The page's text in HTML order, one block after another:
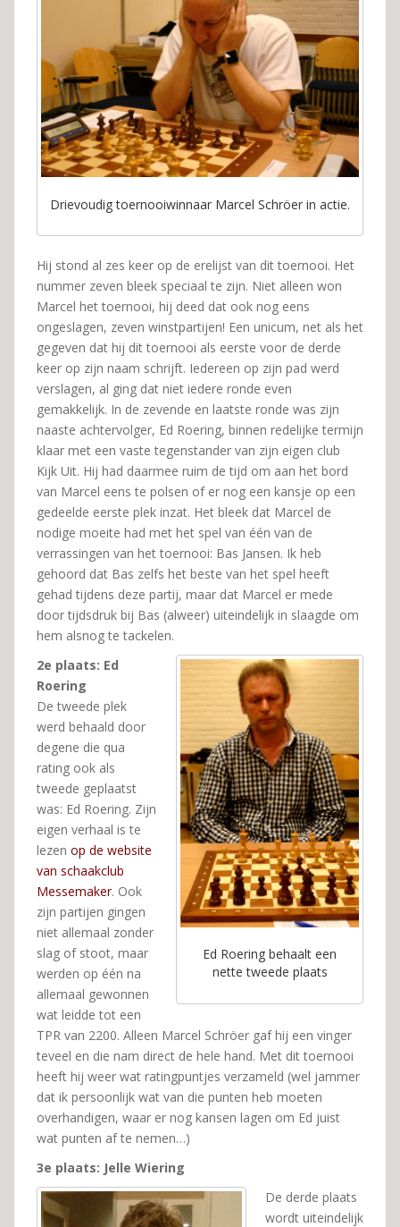
Drievoudig toernooiwinnaar Marcel Schröer in actie.
Hij stond al zes keer op de erelijst van dit toernooi. Het
nummer zeven bleek speciaal te zijn. Niet alleen won
Marcel het toernooi, hij deed dat ook nog eens
ongeslagen, zeven winstpartijen! Een unicum, net als het
gegeven dat hij dit toernooi als eerste voor de derde
keer op zijn naam schrijft. Iedereen op zijn pad werd
verslagen, al ging dat niet iedere ronde even
gemakkelijk. In de zevende en laatste ronde was zijn
naaste achtervolger, Ed Roering, binnen redelijke termijn
klaar met een vaste tegenstander van zijn eigen club
Kijk Uit. Hij had daarmee ruim de tijd om aan het bord
van Marcel eens te polsen of er nog een kansje op een
gedeelde eerste plek inzat. Het bleek dat Marcel de
nodige moeite had met het spel van één van de
verrassingen van het toernooi: Bas Jansen. Ik heb
gehoord dat Bas zelfs het beste van het spel heeft
gehad tijdens deze partij, maar dat Marcel er mede
door tijdsdruk bij Bas (alweer) uiteindelijk in slaagde om
hem alsnog te tackelen.
Ed Roering behaalt een
nette tweede plaats
2e plaats: Ed
Roering
De tweede plek
werd behaald door
degene die qua
rating ook als
tweede geplaatst
was: Ed Roering. Zijn
eigen verhaal is te
lezen op de website
van schaakclub
Messemaker. Ook
zijn partijen gingen
niet allemaal zonder
slag of stoot, maar
werden op één na
allemaal gewonnen
wat leidde tot een
TPR van 2200. Alleen Marcel Schröer gaf hij een vinger
teveel en die nam direct de hele hand. Met dit toernooi
heeft hij weer wat ratingpuntjes verzameld (wel jammer
dat ik persoonlijk wat van die punten heb moeten
overhandigen, waar er nog kansen lagen om Ed juist
wat punten af te nemen…)
3e plaats: Jelle Wiering
De derde plaats
wordt uiteindelijk